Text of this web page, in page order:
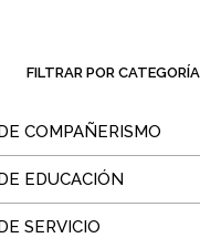
FILTRAR POR CATEGORÍA
COMPAÑERISMO
EDUCACIÓN
SERVICIO